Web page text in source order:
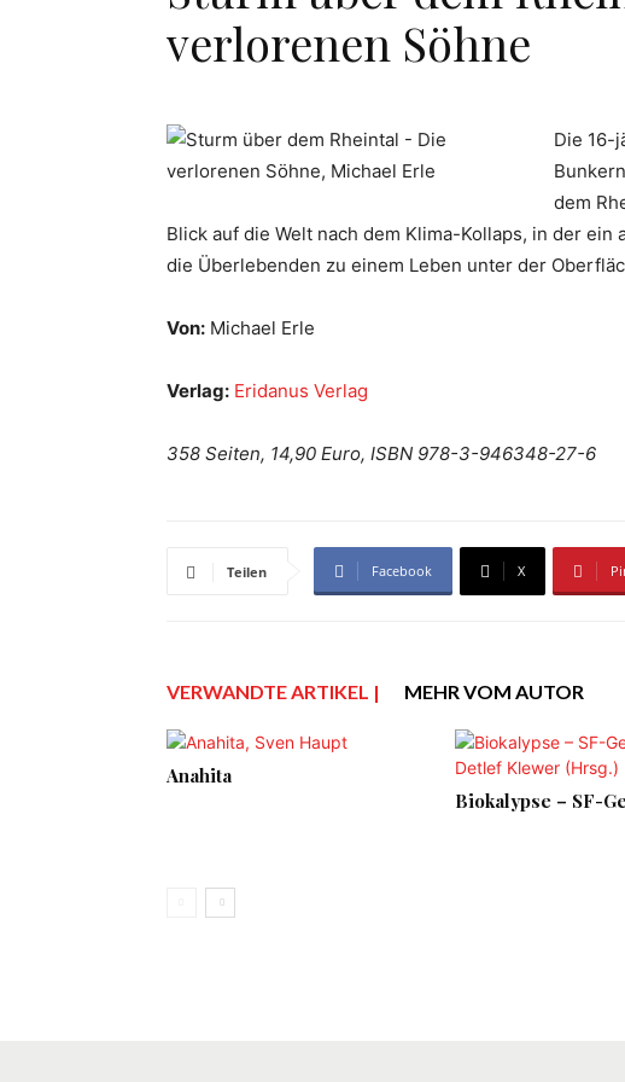
verlorenen Söhne
Die 16-
dem
Blick auf die Welt nach dem Klima-Kollaps, in der
die Überlebenden zu einem Leben unter der
Von: Michael Erle
Verlag: Eridanus Verlag
358 Seiten, 14,90 Euro, ISBN 978-3-946348-27-6
Teilen Facebook X
VERWANDTE ARTIKEL | MEHR VOM AUTOR
Anahita
Biokalypse – SF-